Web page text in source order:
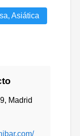
Asiática
Madrid